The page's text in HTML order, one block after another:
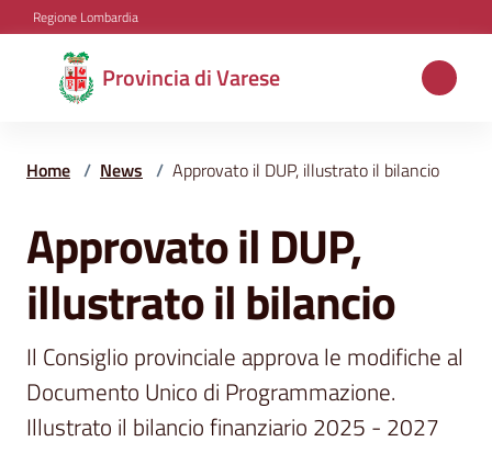
Vai al contenuto
Vai alla navigazione
Vai al footer
Regione Lombardia
Provincia di Varese
Provincia
di
Aree
tematiche
Amministrazione
Servizi
Home / News / Approvato il DUP, illustrato il bilancio
Salta al contenuto
Approvato il DUP,
illustrato il bilancio
Il Consiglio provinciale approva le modifiche al
Documento Unico di Programmazione.
Illustrato il bilancio finanziario 2025 - 2027